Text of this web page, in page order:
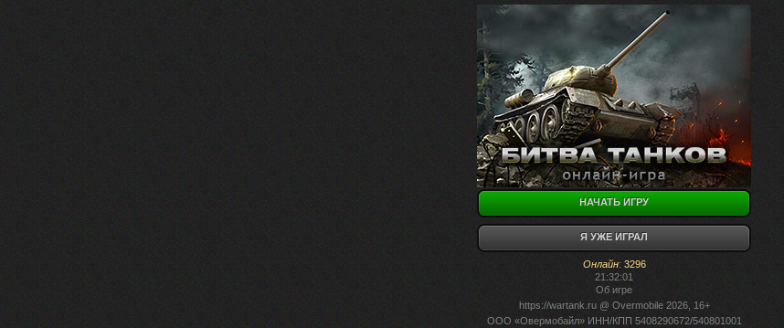
НАЧАТЬ ИГРУ
Я УЖЕ ИГРАЛ
Онлайн: 3296
21:32:01
Об игре
https://wartank.ru@ Overmobile 2026, 16+
ООО «Овермобайл» ИНН/КПП 5408290672/540801001